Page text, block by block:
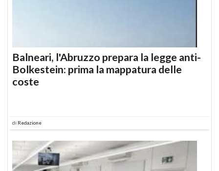
Balneari, l'Abruzzo prepara la legge anti-
Bolkestein: prima la mappatura delle
coste
di Redazione